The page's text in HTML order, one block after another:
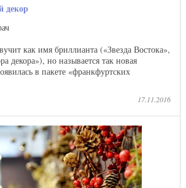
декор
как имя бриллианта («Звезда Востока»,
декора»), но называется так новая
в пакете «франкфуртских
17.11.2016